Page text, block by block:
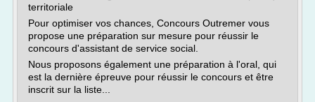
territoriale
Pour optimiser vos chances, Concours Outremer vous
propose une préparation sur mesure pour réussir le
concours d'assistant de service social.
Nous proposons également une préparation à l'oral, qui
est la dernière épreuve pour réussir le concours et être
inscrit sur la liste...